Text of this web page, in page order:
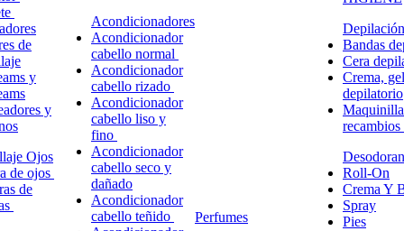
de
y
y
Ojos
de ojos
de
Acondicionadores
Acondicionador
cabello normal
Acondicionador
cabello rizado
Acondicionador
cabello liso y
fino
Acondicionador
cabello seco y
dañado
Acondicionador
cabello teñido
Perfumes
Depilación
Bandas
Cera
Crema,
depilatorio
recambios
Roll-On
Crema Y
Spray
Pies